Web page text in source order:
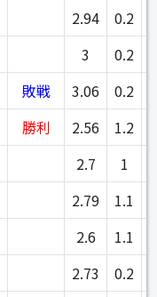
2.94 0.2
3 0.2
敗戦 3.06 0.2
勝利 2.56 1.2
2.7 1
2.79 1.1
2.6 1.1
2.73 0.2